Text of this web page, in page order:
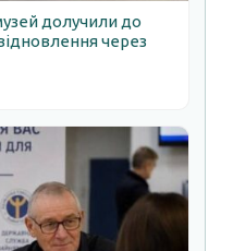
долучили до
через